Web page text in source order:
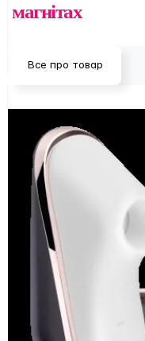
магнітах
Все про товар